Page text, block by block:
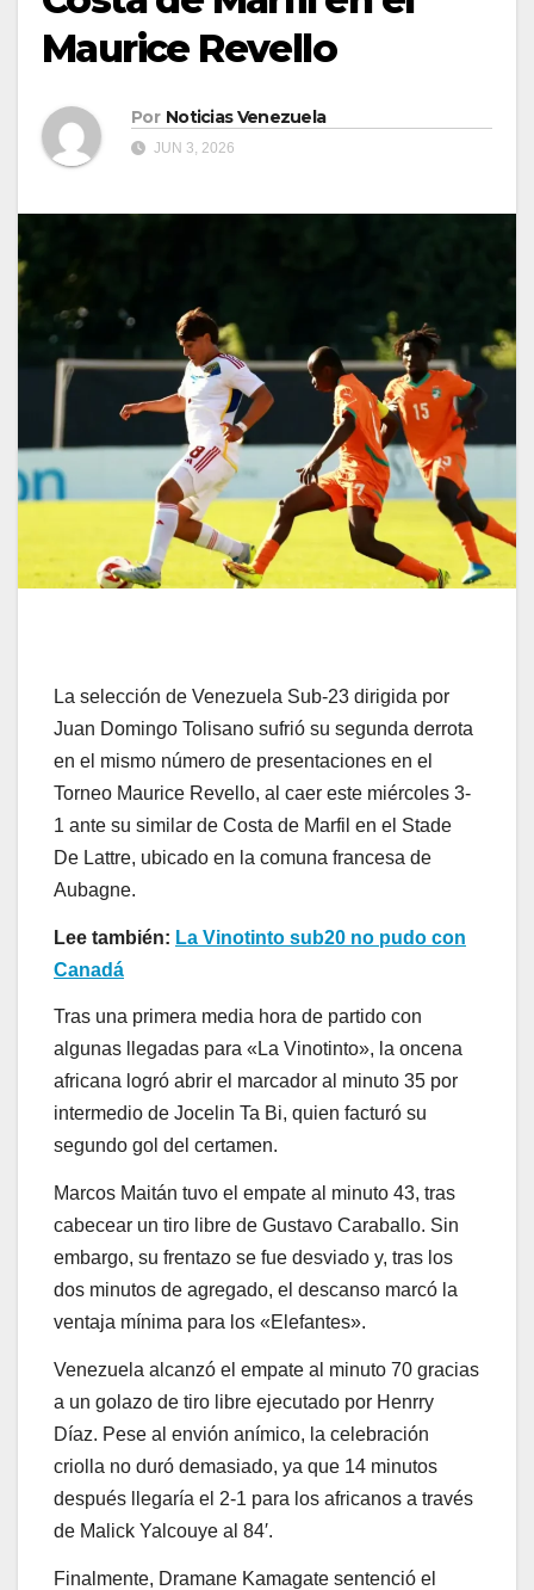
Maurice Revello
Por Noticias Venezuela
JUN 3, 2026
La selección de Venezuela Sub-23 dirigida por
Juan Domingo Tolisano sufrió su segunda derrota
en el mismo número de presentaciones en el
Torneo Maurice Revello, al caer este miércoles 3-
1 ante su similar de Costa de Marfil en el Stade
De Lattre, ubicado en la comuna francesa de
Aubagne.
Lee también: La Vinotinto sub20 no pudo con
Canadá
Tras una primera media hora de partido con
algunas llegadas para «La Vinotinto», la oncena
africana logró abrir el marcador al minuto 35 por
intermedio de Jocelin Ta Bi, quien facturó su
segundo gol del certamen.
Marcos Maitán tuvo el empate al minuto 43, tras
cabecear un tiro libre de Gustavo Caraballo. Sin
embargo, su frentazo se fue desviado y, tras los
dos minutos de agregado, el descanso marcó la
ventaja mínima para los «Elefantes».
Venezuela alcanzó el empate al minuto 70 gracias
a un golazo de tiro libre ejecutado por Henrry
Díaz. Pese al envión anímico, la celebración
criolla no duró demasiado, ya que 14 minutos
después llegaría el 2-1 para los africanos a través
de Malick Yalcouye al 84′.
Finalmente, Dramane Kamagate sentenció el